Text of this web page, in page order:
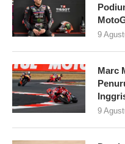
9
Marc
9